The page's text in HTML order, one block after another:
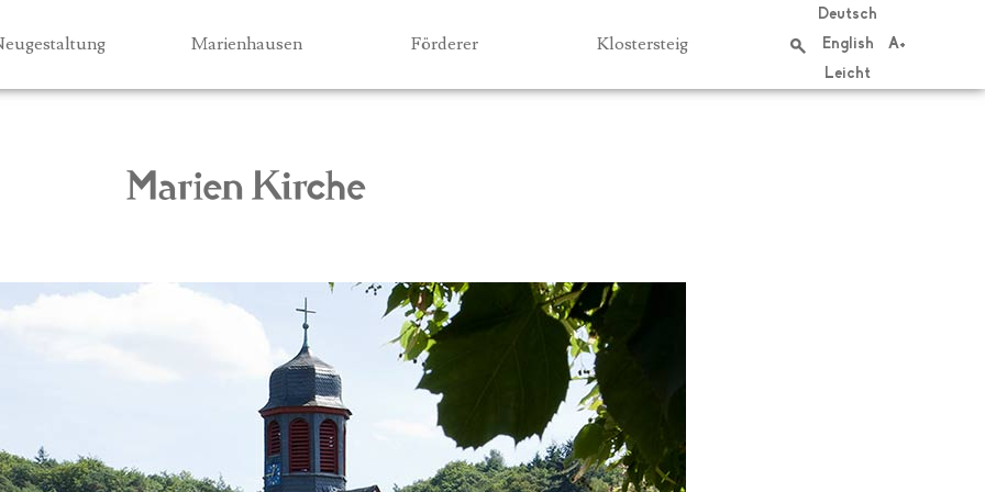
Marienhausen Förderer Klostersteig A+
Deutsch
English
Leicht
f
suchen